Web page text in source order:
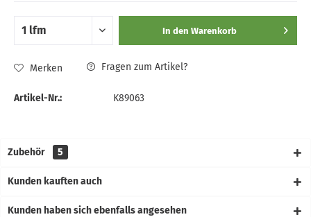
In den Warenkorb
Merken Fragen zum Artikel?
Artikel-Nr.: K89063
Zubehör 5
Kunden kauften auch
Kunden haben sich ebenfalls angesehen